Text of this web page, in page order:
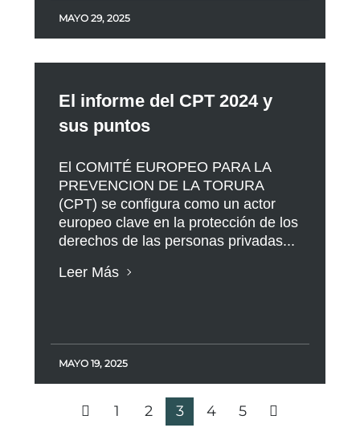
MAYO 29, 2025
El informe del CPT 2024 y
sus puntos
El COMITÉ EUROPEO PARA LA
PREVENCION DE LA TORURA
(CPT) se configura como un actor
europeo clave en la protección de los
derechos de las personas privadas...
Leer Más
MAYO 19, 2025
1 2 3 4 5